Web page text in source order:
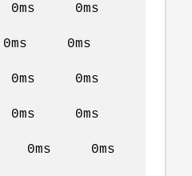
0ms
0ms
0ms
0ms 0ms
0ms 0ms